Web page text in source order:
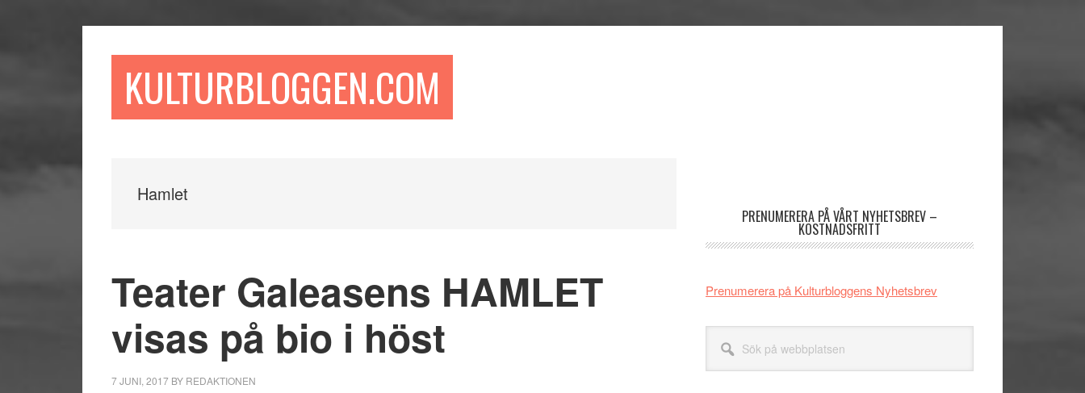
KULTURBLOGGEN.COM
Hamlet
Teater Galeasens HAMLET
visas på bio i höst
7 JUNI, 2017 BY REDAKTIONEN
PRENUMERERA PÅ VÅRT NYHETSBREV –
KOSTNADSFRITT
Prenumerera på Kulturbloggens Nyhetsbrev
webbplatsen